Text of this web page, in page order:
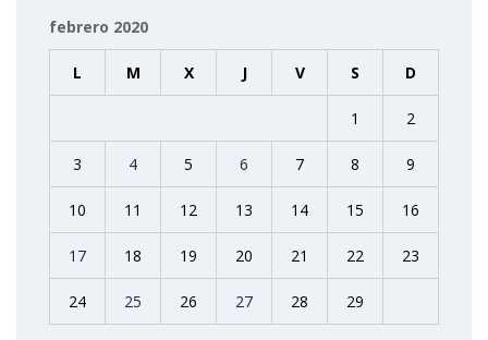
febrero 2020
L M X J V S D
1 2
3 4 5 6 7 8 9
10 11 12 13 14 15 16
17 18 19 20 21 22 23
24 25 26 27 28 29